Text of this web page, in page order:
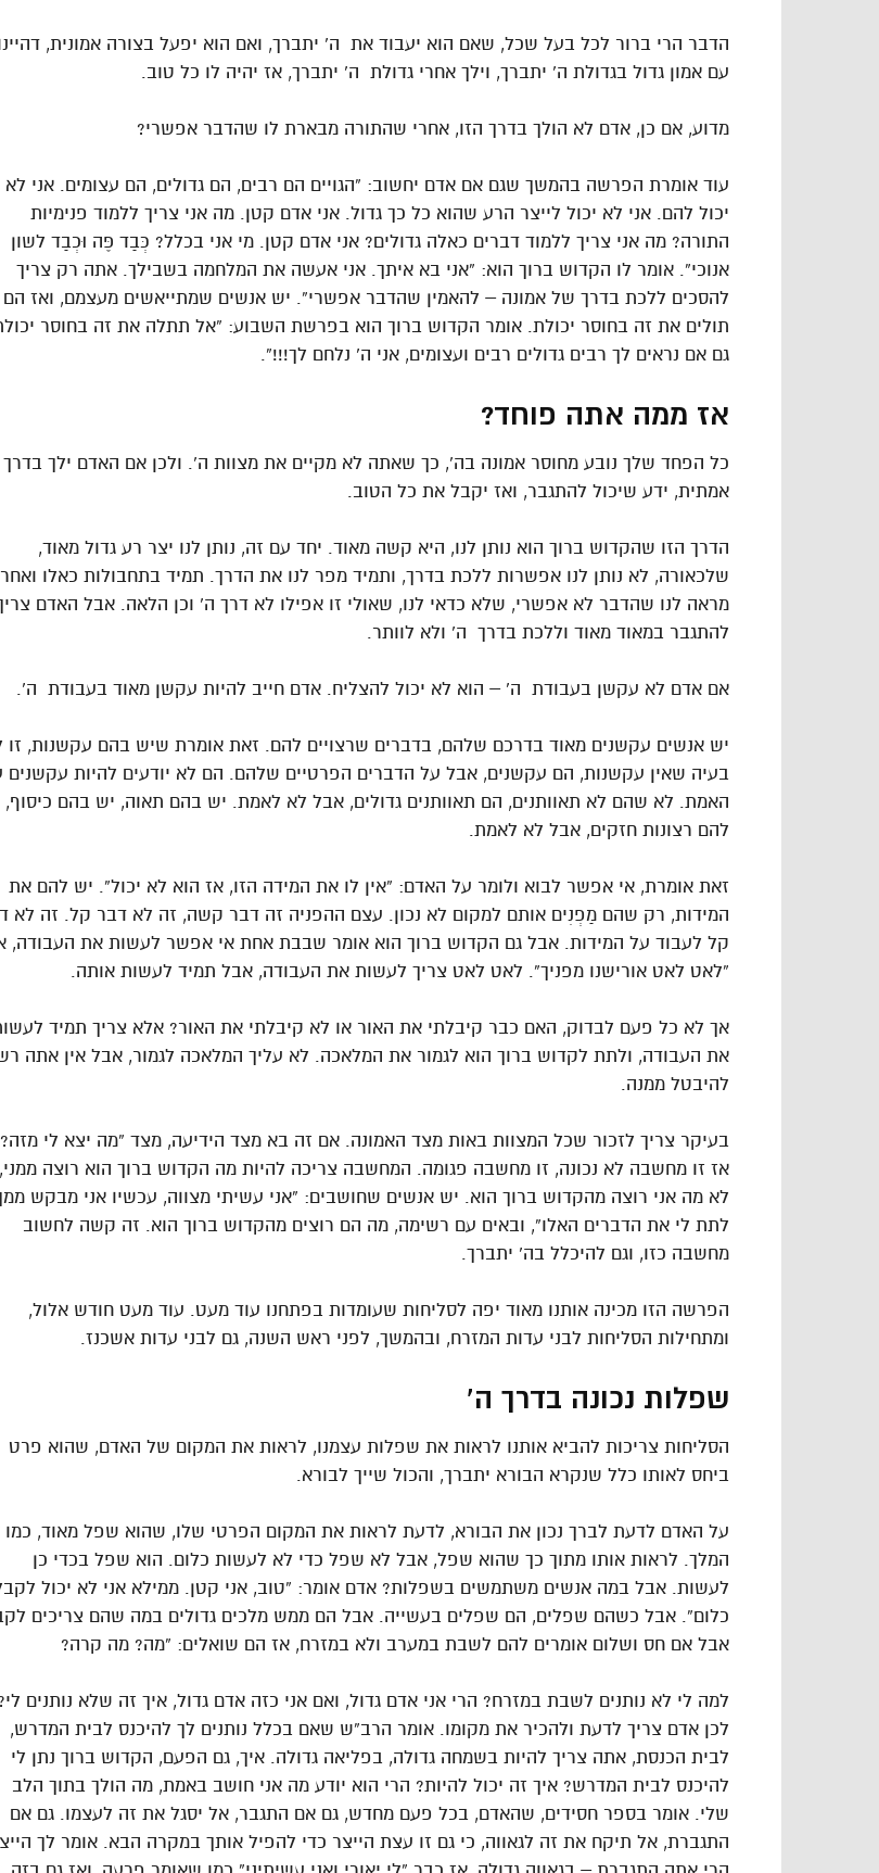
הדבר הרי ברור לכל בעל שכל, שאם הוא יעבוד את ה’ יתברך, ואם הוא יפעל בצורה אמונית,
עם אמון גדול בגדולת ה’ יתברך, וילך אחרי גדולת ה’ יתברך, אז יהיה לו כל טוב.
מדוע, אם כן, אדם לא הולך בדרך הזו, אחרי שהתורה מבארת לו שהדבר אפשרי?
עוד אומרת הפרשה בהמשך שגם אם אדם יחשוב: “הגויים הם רבים, הם גדולים, הם עצומים. אני לא
יכול להם. אני לא יכול לייצר הרע שהוא כל כך גדול. אני אדם קטן. מה אני צריך ללמוד פנימיות
התורה? מה אני צריך ללמוד דברים כאלה גדולים? אני אדם קטן. מי אני בכלל? כְּבַד פֶּה וּכְבַד לשון
אנוכי”. אומר לו הקדוש ברוך הוא: “אני בא איתך. אני אעשה את המלחמה בשבילך. אתה רק צריך
להסכים ללכת בדרך של אמונה – להאמין שהדבר אפשרי”. יש אנשים שמתייאשים מעצמם, ואז הם
תולים את זה בחוסר יכולת. אומר הקדוש ברוך הוא בפרשת השבוע: “אל תתלה את זה בחוסר
גם אם נראים לך רבים גדולים רבים ועצומים, אני ה’ נלחם לך!!!”.
אז ממה אתה פוחד?
כל הפחד שלך נובע מחוסר אמונה בה’, כך שאתה לא מקיים את מצוות ה’. ולכן אם האדם ילך בדרך
אמתית, ידע שיכול להתגבר, ואז יקבל את כל הטוב.
הדרך הזו שהקדוש ברוך הוא נותן לנו, היא קשה מאוד. יחד עם זה, נותן לנו יצר רע גדול מאוד,
שלכאורה, לא נותן לנו אפשרות ללכת בדרך, ותמיד מפר לנו את הדרך. תמיד בתחבולות כאלו
מראה לנו שהדבר לא אפשרי, שלא כדאי לנו, שאולי זו אפילו לא דרך ה’ וכן הלאה. אבל האדם
להתגבר במאוד מאוד וללכת בדרך ה’ ולא לוותר.
אם אדם לא עקשן בעבודת ה’ – הוא לא יכול להצליח. אדם חייב להיות עקשן מאוד בעבודת ה’.
יש אנשים עקשנים מאוד בדרכם שלהם, בדברים שרצויים להם. זאת אומרת שיש בהם עקשנות, זו
בעיה שאין עקשנות, הם עקשנים, אבל על הדברים הפרטיים שלהם. הם לא יודעים להיות עקשנים
האמת. לא שהם לא תאוותנים, הם תאוותנים גדולים, אבל לא לאמת. יש בהם תאוה, יש בהם כיסוף,
להם רצונות חזקים, אבל לא לאמת.
זאת אומרת, אי אפשר לבוא ולומר על האדם: “אין לו את המידה הזו, אז הוא לא יכול”. יש להם את
המידות, רק שהם מַפְנִים אותם למקום לא נכון. עצם ההפניה זה דבר קשה, זה לא דבר קל. זה לא
קל לעבוד על המידות. אבל גם הקדוש ברוך הוא אומר שבבת אחת אי אפשר לעשות את העבודה,
“לאט לאט אורישנו מפניך”. לאט לאט צריך לעשות את העבודה, אבל תמיד לעשות אותה.
אך לא כל פעם לבדוק, האם כבר קיבלתי את האור או לא קיבלתי את האור? אלא צריך תמיד
את העבודה, ולתת לקדוש ברוך הוא לגמור את המלאכה. לא עליך המלאכה לגמור, אבל אין אתה
להיבטל ממנה.
בעיקר צריך לזכור שכל המצוות באות מצד האמונה. אם זה בא מצד הידיעה, מצד “מה יצא לי
אז זו מחשבה לא נכונה, זו מחשבה פגומה. המחשבה צריכה להיות מה הקדוש ברוך הוא רוצה ממני,
לא מה אני רוצה מהקדוש ברוך הוא. יש אנשים שחושבים: “אני עשיתי מצווה, עכשיו אני מבקש
לתת לי את הדברים האלו”, ובאים עם רשימה, מה הם רוצים מהקדוש ברוך הוא. זה קשה לחשוב
מחשבה כזו, וגם להיכלל בה’ יתברך.
הפרשה הזו מכינה אותנו מאוד יפה לסליחות שעומדות בפתחנו עוד מעט. עוד מעט חודש אלול,
ומתחילות הסליחות לבני עדות המזרח, ובהמשך, לפני ראש השנה, גם לבני עדות אשכנז.
שפלות נכונה בדרך ה’
הסליחות צריכות להביא אותנו לראות את שפלות עצמנו, לראות את המקום של האדם, שהוא פרט
ביחס לאותו כלל שנקרא הבורא יתברך, והכול שייך לבורא.
על האדם לדעת לברך נכון את הבורא, לדעת לראות את המקום הפרטי שלו, שהוא שפל מאוד, כמו
המלך. לראות אותו מתוך כך שהוא שפל, אבל לא שפל כדי לא לעשות כלום. הוא שפל בכדי כן
לעשות. אבל במה אנשים משתמשים בשפלות? אדם אומר: “טוב, אני קטן. ממילא אני לא יכול
כלום”. אבל כשהם שפלים, הם שפלים בעשייה. אבל הם ממש מלכים גדולים במה שהם צריכים
אבל אם חס ושלום אומרים להם לשבת במערב ולא במזרח, אז הם שואלים: “מה? מה קרה?
למה לי לא נותנים לשבת במזרח? הרי אני אדם גדול, ואם אני כזה אדם גדול, איך זה שלא נותנים
לכן אדם צריך לדעת ולהכיר את מקומו. אומר הרב”ש שאם בכלל נותנים לך להיכנס לבית המדרש,
לבית הכנסת, אתה צריך להיות בשמחה גדולה, בפליאה גדולה. איך, גם הפעם, הקדוש ברוך נתן לי
להיכנס לבית המדרש? איך זה יכול להיות? הרי הוא יודע מה אני חושב באמת, מה הולך בתוך הלב
שלי. אומר בספר חסידים, שהאדם, בכל פעם מחדש, גם אם התגבר, אל יסגל את זה לעצמו. גם אם
התגברת, אל תיקח את זה לגאווה, כי גם זו עצת הייצר כדי להפיל אותך במקרה הבא. אומר לך